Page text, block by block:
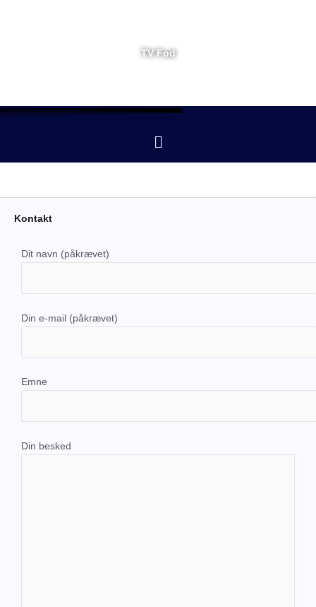
TV Fod
Menu
Kontakt
Dit navn (påkrævet)
Din e-mail (påkrævet)
Emne
Din besked